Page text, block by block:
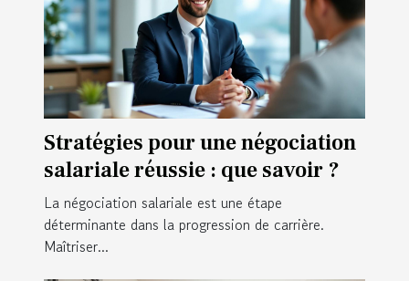
Stratégies pour une négociation
salariale réussie : que savoir ?
La négociation salariale est une étape
déterminante dans la progression de carrière.
Maîtriser...